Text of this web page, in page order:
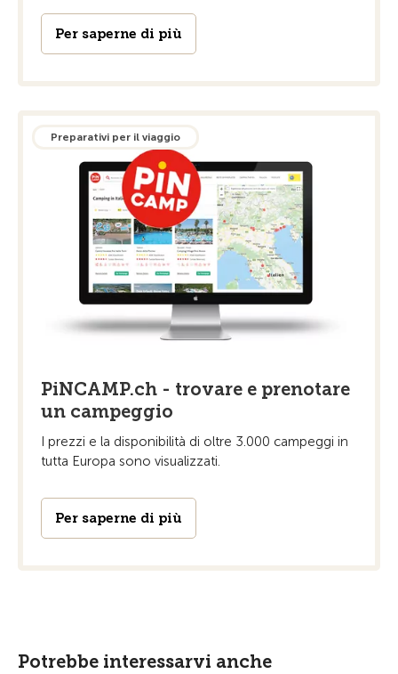
Per saperne di più
Preparativi per il viaggio
PiNCAMP.ch - trovare e prenotare
un campeggio
I prezzi e la disponibilità di oltre 3.000 campeggi in
tutta Europa sono visualizzati.
Per saperne di più
Potrebbe interessarvi anche